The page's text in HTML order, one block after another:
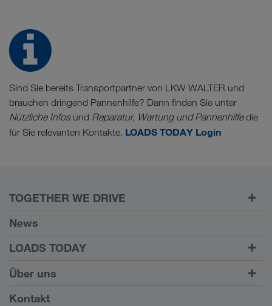
Sind Sie bereits Transportpartner von LKW WALTER und
brauchen dringend Pannenhilfe? Dann finden Sie unter
Nützliche Infosund Reparatur, Wartung und Pannenhilfedie
für Sie relevanten Kontakte. LOADS TODAY Login
TOGETHER WE DRIVE
Carrier Services
Onboarding
News
LOADS TODAY
Fracht finden mit
LOADS TODAY
Mehr erfahren
Zum Login
Über uns
Firmeninformation
Kontakt